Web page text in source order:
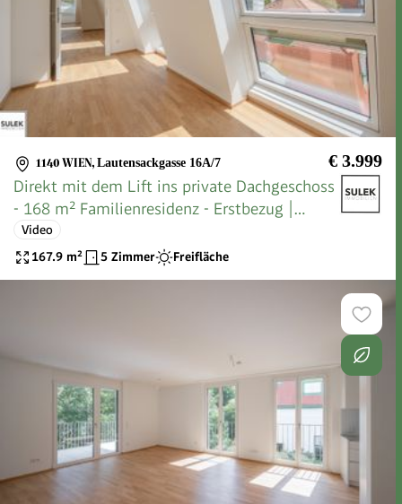
1140 WIEN, Lautensackgasse 16A/7 € 3.999
Direkt mit dem Lift ins private Dachgeschoss
- 168 m² Familienresidenz - Erstbezug |
VILLMA - Top 7
Video
167.9 m² 5 Zimmer Freifläche